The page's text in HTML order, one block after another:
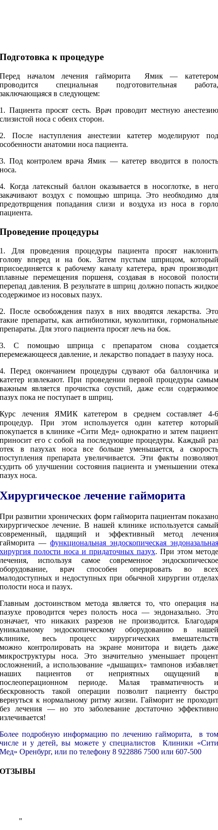
Подготовка к процедуре
Перед началом лечения гайморита Ямик — катетером
проводится специальная подготовительная работа,
заключающаяся в следующем:
1. Пациента просят сесть. Врач проводит местную анестезию
слизистой носа с обеих сторон.
2. После наступления анестезии катетер моделируют под
особенности анатомии носа пациента.
3. Под контролем врача Ямик — катетер вводится в полость
носа.
4. Когда латексный баллон оказывается в носоглотке, в него
закачивают воздух с помощью шприца. Это необходимо для
предотврщения попадания слизи и воздуха из носа в горло
пациента.
Проведение процедуры
1. Для проведения процедуры пациента просят наклонить
голову вперед и на бок. Затем пустым шприцом, который
присоединяется к рабочему каналу катетера, врач производит
плавные перемещения поршеня, создавая в носовой полости
перепад давления. В результате в шприц должно попасть жидкое
содержимое из носовых пазух.
2. После освобождения пазух в них вводятся лекарства. Это
такие препараты, как антибиотики, муколитики, гормональные
препараты. Для этого пациента просят лечь на бок.
3. С помощью шприца с препаратом снова создается
перемежающееся давление, и лекарство попадает в пазуху носа.
4. Перед окончанием процедуры сдувают оба баллончика и
катетер извлекают. При проведении первой процедуры самым
важным является прочистка соустий, даже если содержимое
пазух пока не поступает в шприц.
Курс лечения ЯМИК катетером в среднем составляет 4-6
процедур. При этом используется один катетер который
покупается в клинике «Сити Мед» однократно и затем пациент
приносит его с собой на последующие процедуры. Каждый раз
отек в пазухах носа все больше уменьшается, а скорость
поступления препарата увеличивается. Эти факты позволяют
судить об улучшении состояния пациента и уменьшении отека
пазух носа.
Хирургическое лечение гайморита
При развитии хронических форм гайморита пациентам показано
хирургическое лечение. В нашей клинике используется самый
современный, щадящий и эффективный метод лечения
гайморита — функциональная эндоскопическая эндоназальная
хирургия полости носа и придаточных пазух. При этом методе
лечения, используя самое современное эндоскопическое
оборудование, врач способен оперировать во всех
малодоступных и недоступных при обычной хирургии отделах
полости носа и пазух.
Главным достоинством метода является то, что операция на
пазухе проводится через полость носа — эндоназально. Это
означает, что никаких разрезов не производится. Благодаря
уникальному эндоскопическому оборудованию в нашей
клинике, весь процесс хирургических вмешательств
можно контролировать на экране монитора и видеть даже
микроструктуры носа. Это значительно уменьшает процент
осложнений, а использование «дышащих» тампонов избавляет
наших пациентов от неприятных ощущений в
послеоперационном периоде. Малая травматичность и
бескровность такой операции позволит пациенту быстро
вернуться к нормальному ритму жизни. Гайморит не проходит
без лечения — но это заболевание достаточно эффективно
излечивается!
Более подробную информацию по лечению гайморита, в том
числе и у детей, вы можете у специалистов Клиники «Сити
Мед» Оренбург, или по телефону 8 922886 7500 или 607-500
ОТЗЫВЫ